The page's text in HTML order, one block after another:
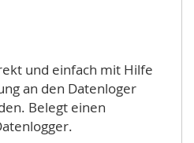
und einfach mit Hilfe
an den Datenloger
Belegt einen